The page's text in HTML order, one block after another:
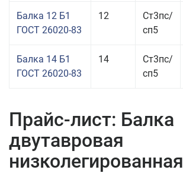
Балка 12 Б1
ГОСТ 26020-83
12
Ст3пс/
сп5
Балка 14 Б1
ГОСТ 26020-83
14
Ст3пс/
сп5
Прайс-лист: Балка
двутавровая
низколегированная